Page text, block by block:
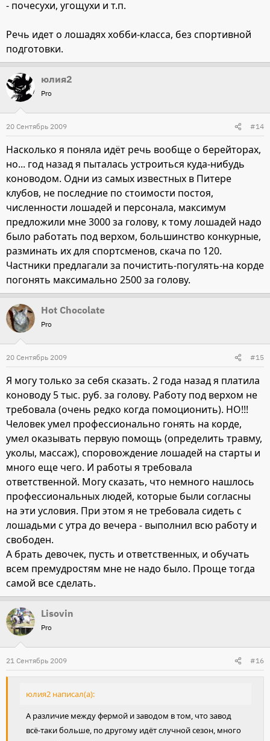
- почесухи, угощухи и т.п.
Речь идет о лошадях хобби-класса, без спортивной
подготовки.
юлия2
Pro
20 Сентябрь 2009 #14
Насколько я поняла идёт речь вообще о берейторах,
но... год назад я пыталась устроиться куда-нибудь
коноводом. Одни из самых известных в Питере
клубов, не последние по стоимости постоя,
численности лошадей и персонала, максимум
предложили мне 3000 за голову, к тому лошадей надо
было работать под верхом, большинство конкурные,
разминать их для спортсменов, скача по 120.
Частники предлагали за почистить-погулять-на корде
погонять максимально 2500 за голову.
Hot Chocolate
Pro
20 Сентябрь 2009 #15
Я могу только за себя сказать. 2 года назад я платила
коноводу 5 тыс. руб. за голову. Работу под верхом не
требовала (очень редко когда помоционить). НО!!!
Человек умел профессионально гонять на корде,
умел оказывать первую помощь (определить травму,
уколы, массаж), споровождение лошадей на старты и
много еще чего. И работы я требовала
ответственной. Могу сказать, что немного нашлось
профессиональных людей, которые были согласны
на эти условия. При этом я не требовала сидеть с
лошадьми с утра до вечера - выполнил всю работу и
свободен.
А брать девочек, пусть и ответственных, и обучать
всем премудростям мне не надо было. Проще тогда
самой все сделать.
Lisovin
Pro
21 Сентябрь 2009 #16
юлия2 написал(а):
А различие между фермой и заводом в том, что завод
всё-таки больше, по другому идёт случной сезон, много